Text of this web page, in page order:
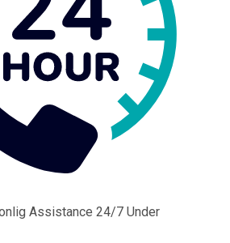
Assistance 24/7 Under